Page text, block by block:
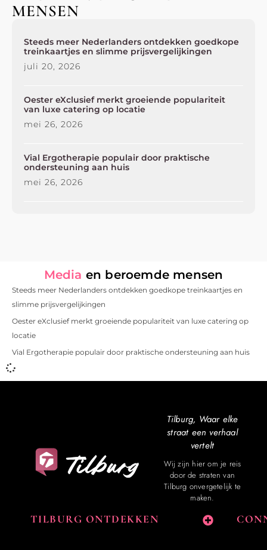
MENSEN
Steeds meer Nederlanders ontdekken goedkope
treinkaartjes en slimme prijsvergelijkingen
juli 20, 2026
Oester eXclusief merkt groeiende populariteit
van luxe catering op locatie
mei 26, 2026
Vial Ergotherapie populair door praktische
ondersteuning aan huis
mei 26, 2026
Media en beroemde mensen
Steeds meer Nederlanders ontdekken goedkope treinkaartjes en
slimme prijsvergelijkingen
Oester eXclusief merkt groeiende populariteit van luxe catering op
locatie
Vial Ergotherapie populair door praktische ondersteuning aan huis
TILBURG ONTDEKKEN
Tilburg, Waar elke
straat een verhaal
vertelt
Wij zijn hier om je reis
door de straten van
Tilburg onvergetelijk te
maken.